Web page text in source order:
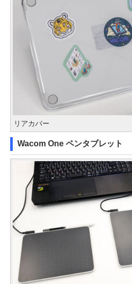
リアカバー
Wacom One ペンタブレット